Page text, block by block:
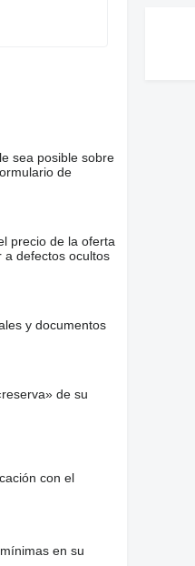
sea posible sobre
de
precio de la oferta
a defectos ocultos
y documentos
de su
con el
en su